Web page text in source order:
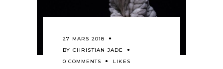
27 MARS 2018
BY CHRISTIAN JADE
0 COMMENTS
LIKES